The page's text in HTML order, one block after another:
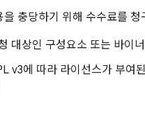
을 충당하기 위해 수수료를
대상인 구성요소 또는 바이
v3에 따라 라이선스가 부여